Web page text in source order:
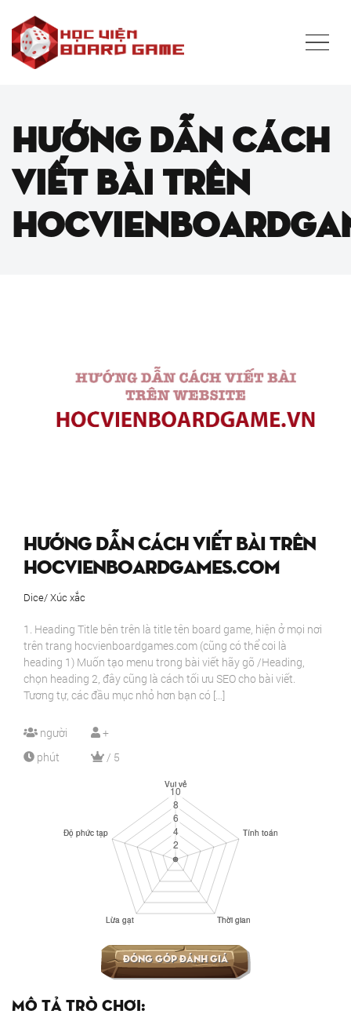
Hướng dẫn cách
viết bài trên
Hướng dẫn cách viết bài trên
hocvienboardgames.com
Dice/ Xúc xắc
1. Heading Title bên trên là title tên board game, hiện ở mọi nơi
trên trang hocvienboardgames.com (cũng có thể coi là
heading 1) Muốn tạo menu trong bài viết hãy gõ /Heading,
chọn heading 2, đây cũng là cách tối ưu SEO cho bài viết.
Tương tự, các đầu mục nhỏ hơn bạn có […]
người
phút
+
/ 5
Đóng góp đánh giá
Mô tả trò chơi: